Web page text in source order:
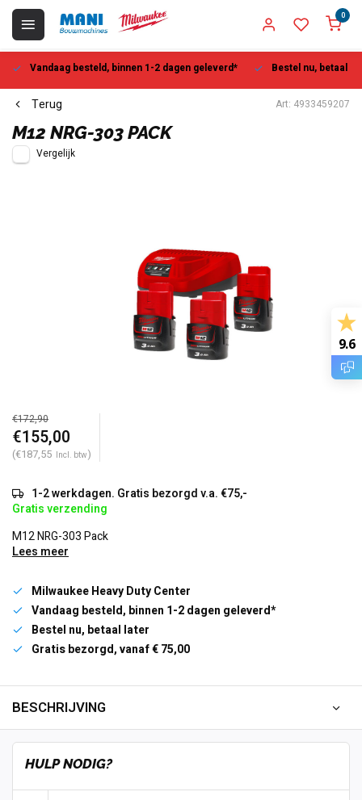
0
Vandaag besteld, binnen 1-2 dagen geleverd* Bestel nu, betaal
Terug Art: 4933459207
M12 NRG-303 PACK
Vergelijk
€172,90
€155,00
(€187,55 Incl. btw)
1-2 werkdagen. Gratis bezorgd v.a. €75,-
Gratis verzending
M12 NRG-303 Pack
Lees meer
Milwaukee Heavy Duty Center
Vandaag besteld, binnen 1-2 dagen geleverd*
Bestel nu, betaal later
Gratis bezorgd, vanaf € 75,00
BESCHRIJVING
HULP NODIG?
9.6